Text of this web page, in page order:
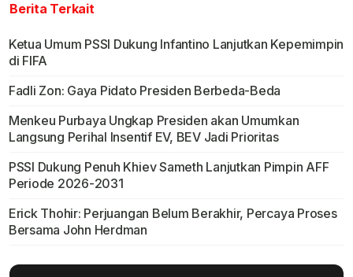
Berita Terkait
Ketua Umum PSSI Dukung Infantino Lanjutkan Kepemimpin
di FIFA
Fadli Zon: Gaya Pidato Presiden Berbeda-Beda
Menkeu Purbaya Ungkap Presiden akan Umumkan
Langsung Perihal Insentif EV, BEV Jadi Prioritas
PSSI Dukung Penuh Khiev Sameth Lanjutkan Pimpin AFF
Periode 2026-2031
Erick Thohir: Perjuangan Belum Berakhir, Percaya Proses
Bersama John Herdman